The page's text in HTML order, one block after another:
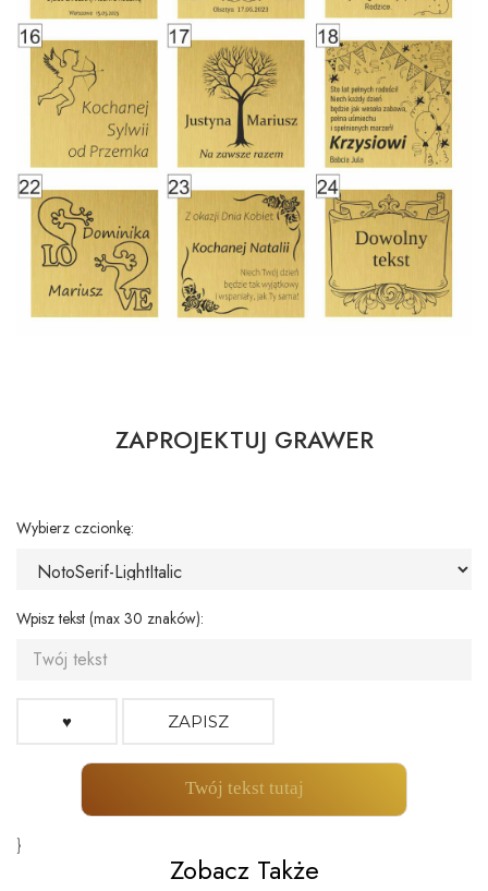
ZAPROJEKTUJ GRAWER
Wybierz czcionkę:
Wpisz tekst (max 30 znaków):
♥ ZAPISZ
Twój tekst tutaj
}
Zobacz Także